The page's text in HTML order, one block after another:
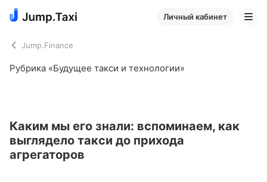
Личный кабинет
Jump.Finance
Рубрика «Будущее такси и технологии»
Каким мы его знали: вспоминаем, как
выглядело такси до прихода
агрегаторов